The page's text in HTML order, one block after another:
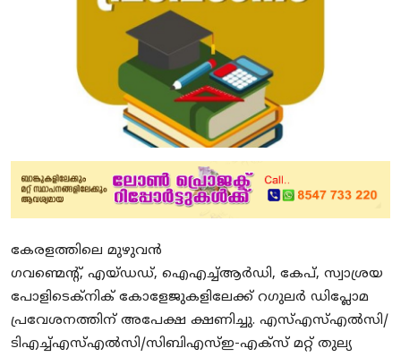
കേരളത്തിലെ മുഴുവൻ
ഗവണ്മെന്റ്‌, എയ്ഡഡ്, ഐഎച്ച്ആർഡി, കേപ്, സ്വാശ്രയ
പോളിടെക്‌നിക് കോളേജുകളിലേക്ക് റഗുലർ ഡിപ്ലോമ
പ്രവേശനത്തിന് അപേക്ഷ ക്ഷണിച്ചു. എസ്എസ്എൽസി/
ടിഎച്ച്എസ്എൽസി/സിബിഎസ്ഇ-എക്സ് മറ്റ് തുല്യ